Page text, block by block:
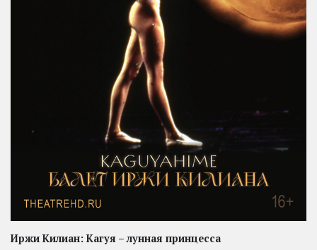
Иржи Килиан: Кагуя – лунная принцесса